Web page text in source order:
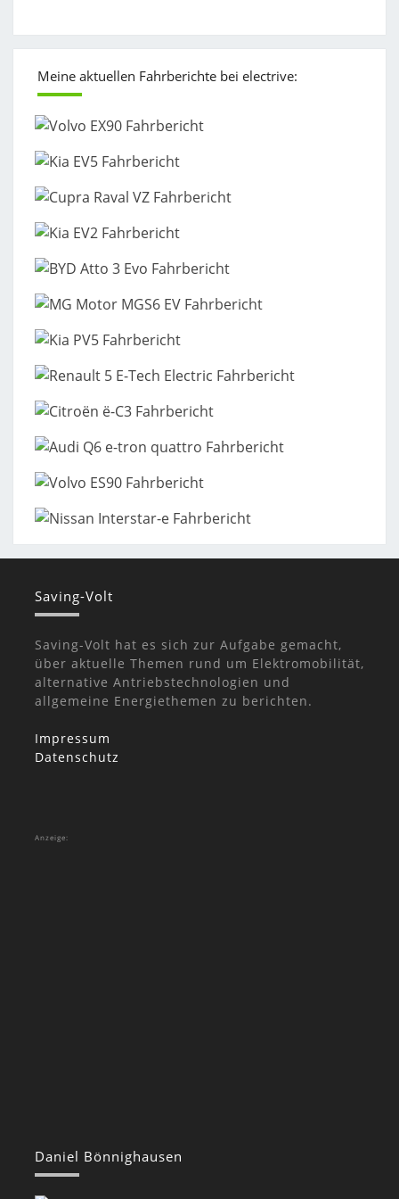
Meine aktuellen Fahrberichte bei electrive:
Saving-Volt
Saving-Volt hat es sich zur Aufgabe gemacht,
über aktuelle Themen rund um Elektromobilität,
alternative Antriebstechnologien und
allgemeine Energiethemen zu berichten.
Impressum
Datenschutz
Anzeige:
Daniel Bönnighausen